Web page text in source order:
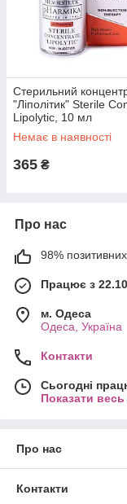
Стерильний
"Ліполітик" Sterile
Lipolytic, 10 мл
Немає в наявності
365 ₴
Про нас
98% позитивних
Працює з
м. Одеса
Одеса, Україна
Контакти
Сьогодні
Показати
Про нас
Контакти